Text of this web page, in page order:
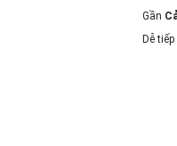
Gần
Dễ tiếp